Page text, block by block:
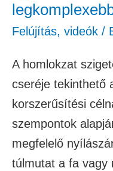
Felújítás, videók /
A homlokzat
cseréje tekinthető
korszerűsítési
szempontok
megfelelő
túlmutat a fa vagy